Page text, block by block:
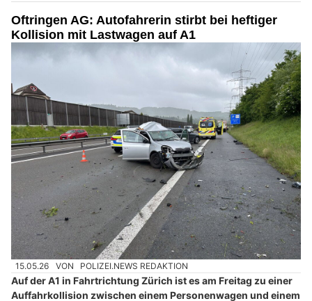
Oftringen AG: Autofahrerin stirbt bei heftiger
Kollision mit Lastwagen auf A1
15.05.26 VON POLIZEI.NEWS REDAKTION
Auf der A1 in Fahrtrichtung Zürich ist es am Freitag zu einer
Auffahrkollision zwischen einem Personenwagen und einem